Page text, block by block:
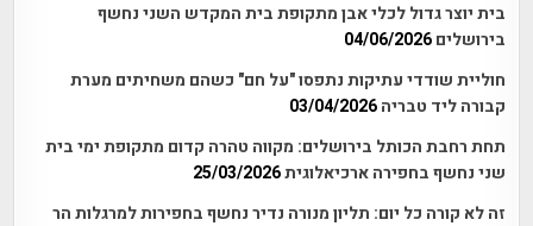
בית יוצר גדול לכלי אבן מתקופת בית המקדש השני נחשף
בירושלים 04/06/2026
חוליית שודדי עתיקות נתפסו "על חם" כשהם משחיתים מערת
קבורה ליד טבריה 03/04/2026
תחת רחבת הכותל בירושלים: מקווה טהרה קדום מתקופת ימי בית
שני נחשף בחפירה ארכיאלוגית25/03/2026
זה לא קורה כל יום: תליון מנורה נדיר נחשף בחפירות למרגלות הר